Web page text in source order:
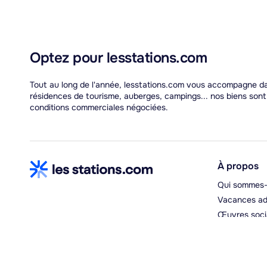
Optez pour lesstations.com
Tout au long de l'année, lesstations.com vous accompagne
résidences de tourisme, auberges, campings... nos biens
conditions commerciales négociées.
À propos
Qui
Vacances
Œuvres